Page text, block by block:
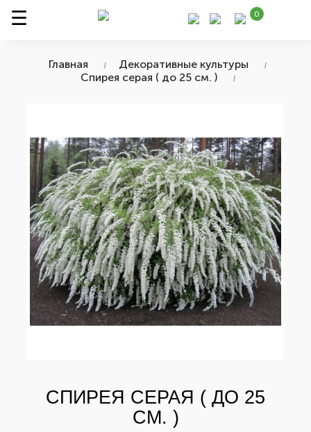
0
Главная
Декоративные культуры
Спирея серая ( до 25 см. )
СПИРЕЯ СЕРАЯ ( ДО 25
СМ. )